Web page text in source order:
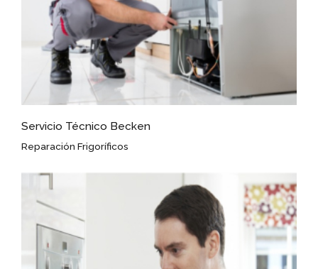
Servicio Técnico Becken
Reparación Frigoríficos